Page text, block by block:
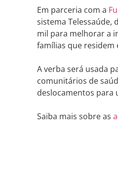
Em parceria com a
sistema Telessaúde,
mil para melhorar a
famílias que residem
A verba será usada
comunitários de
deslocamentos para
Saiba mais sobre as